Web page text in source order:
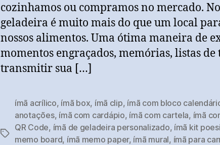
cozinhamos ou compramos no mercado.
geladeira é muito mais do que um local
nossos alimentos. Uma ótima maneira de
momentos engraçados, memórias, listas de
transmitir sua […]
Tags
ímã acrílico, ímã box, ímã clip, ímã com bloco
anotações, ímã com cardápio, ímã com cartela, ímã
QR Code, ímã de geladeira personalizado, ímã kit
memo board, ímã memo paper, ímã mural, ímã para